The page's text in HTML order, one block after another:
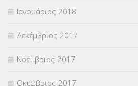
Ιανουάριος 2018
Δεκέμβριος 2017
Νοέμβριος 2017
Οκτώβριος 2017